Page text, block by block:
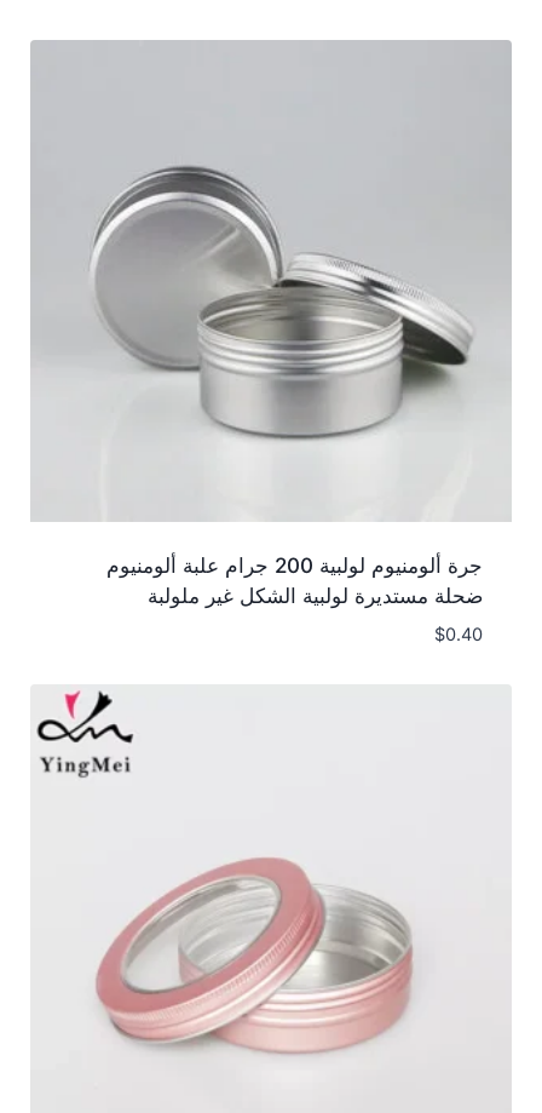
جرة ألومنيوم لولبية 200 جرام علبة ألومنيوم
ضحلة مستديرة لولبية الشكل غير ملولبة
$0.40